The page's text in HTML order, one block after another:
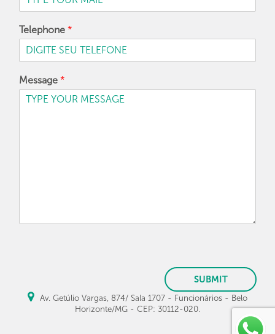
Telephone *
Message *
SUBMIT
Av. Getúlio Vargas, 874/ Sala 1707 - Funcionários - Belo
Horizonte/MG - CEP: 30112-020.